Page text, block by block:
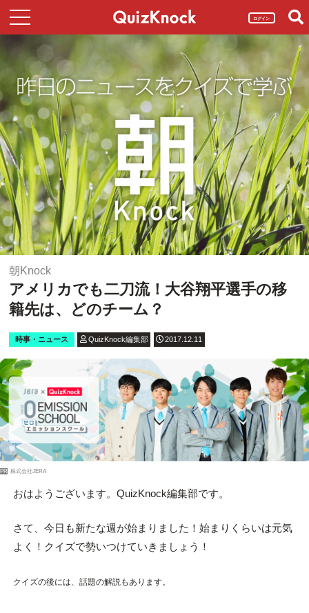
ログイン
朝Knock
アメリカでも二刀流！大谷翔平選手の移
籍先は、どのチーム？
時事・ニュース QuizKnock編集部 2017.12.11
PR 株式会社JERA
おはようございます。QuizKnock編集部です。
さて、今日も新たな週が始まりました！始まりくらいは元気
よく！クイズで勢いつけていきましょう！
クイズの後には、話題の解説もあります。